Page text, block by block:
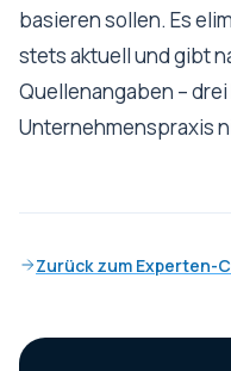
basieren sollen. Es
stets aktuell und gibt
Quellenangaben –
Unternehmenspraxis
Zurück zum Experten-